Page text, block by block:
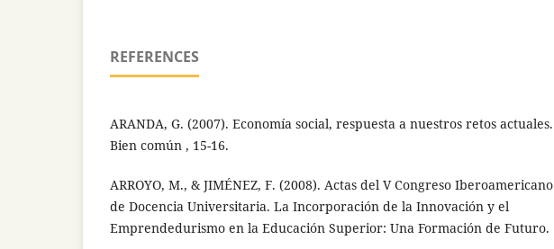
REFERENCES
ARANDA, G. (2007). Economía social, respuesta a nuestros retos actuales.
Bien común , 15-16.
ARROYO, M., & JIMÉNEZ, F. (2008). Actas del V Congreso Iberoamericano
de Docencia Universitaria. La Incorporación de la Innovación y el
Emprendedurismo en la Educación Superior: Una Formación de Futuro.